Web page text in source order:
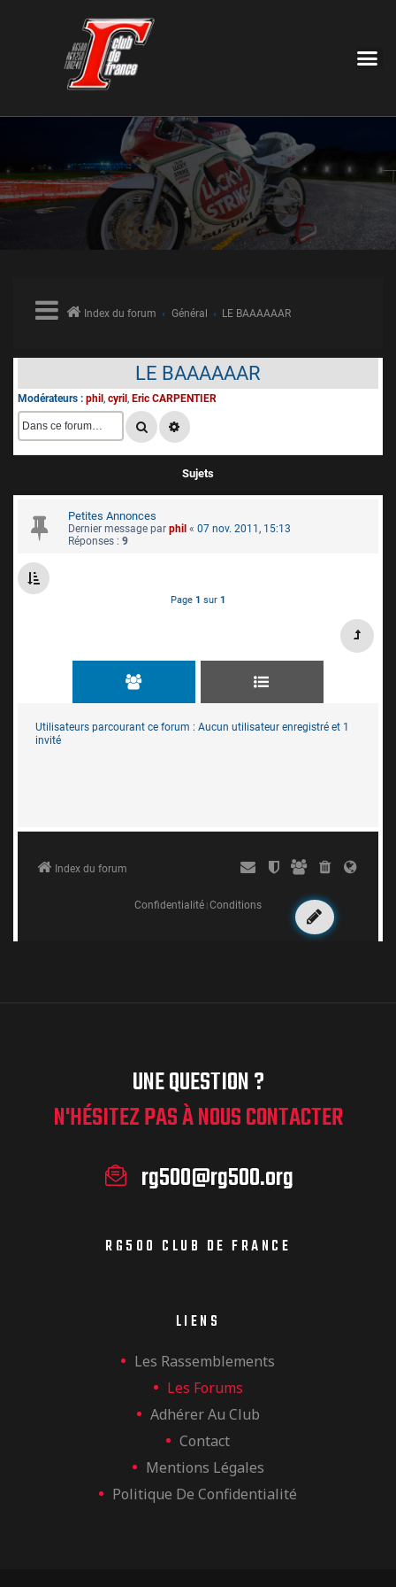
UNE QUESTION ?
N'HÉSITEZ PAS À NOUS CONTACTER
rg500@rg500.org
RG500 CLUB DE FRANCE
LIENS
Les Rassemblements
Les Forums
Adhérer Au Club
Contact
Mentions Légales
Politique De Confidentialité